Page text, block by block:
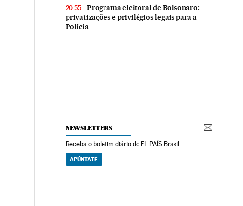
20:55
Programa eleitoral de Bolsonaro:
privatizações e privilégios legais para a
Polícia
NEWSLETTERS
Receba o boletim diário do EL PAÍS Brasil
APÚNTATE